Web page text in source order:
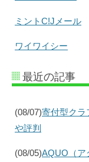
ミントC!Jメール
ワイワイシー
最近の記事
(08/07)寄付型クラ
や評判
(08/05)AQUO（ア